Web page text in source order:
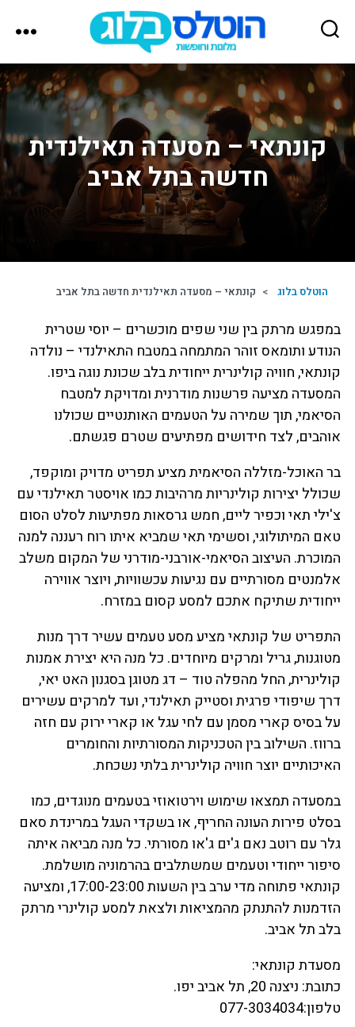
הוטלס
בלוג
קונתאי – מסעדה תאילנדית
חדשה בתל אביב
הוטלס בלוג > קונתאי – מסעדה תאילנדית חדשה בתל אביב
במפגש מרתק בין שני שפים מוכשרים – יוסי שטרית
הנודע ותומאס זוהר המתמחה במטבח התאילנדי – נולדה
קונתאי, חוויה קולינרית ייחודית בלב שכונת נוגה ביפו.
המסעדה מציעה פרשנות מודרנית ומדויקת למטבח
הסיאמי, תוך שמירה על הטעמים האותנטיים שכולנו
אוהבים, לצד חידושים מפתיעים שטרם פגשתם.
בר האוכל-מזללה הסיאמית מציע תפריט מדויק ומוקפד,
שכולל יצירות קולינריות מרהיבות כמו אויסטר תאילנדי עם
צ'ילי תאי וכפיר ליים, חמש גרסאות מפתיעות לסלט הסום
טאם המיתולוגי, וסשימי תאי שמביא איתו רוח רעננה למנה
המוכרת. העיצוב הסיאמי-אורבני-מודרני של המקום משלב
אלמנטים מסורתיים עם נגיעות עכשוויות, ויוצר אווירה
ייחודית שתיקח אתכם למסע קסום במזרח.
התפריט של קונתאי מציע מסע טעמים עשיר דרך מנות
מטוגנות, גריל ומרקים מיוחדים. כל מנה היא יצירת אמנות
קולינרית, החל מהפלה טוד – דג מטוגן בסגנון האט יאי,
דרך שיפודי פרגית וסטייק תאילנדי, ועד למרקים עשירים
על בסיס קארי מסמן עם לחי עגל או קארי ירוק עם חזה
ברווז. השילוב בין הטכניקות המסורתיות והחומרים
האיכותיים יוצר חוויה קולינרית בלתי נשכחת.
במסעדה תמצאו שימוש וירטואוזי בטעמים מנוגדים, כמו
בסלט פירות העונה החריף, או בשקדי העגל במרינדת סאם
גלר עם רוטב נאם ג'ים ג'או מסורתי. כל מנה מביאה איתה
סיפור ייחודי וטעמים שמשתלבים בהרמוניה מושלמת.
קונתאי פתוחה מדי ערב בין השעות 17:00-23:00, ומציעה
הזדמנות להתנתק מהמציאות ולצאת למסע קולינרי מרתק
בלב תל אביב.
מסעדת קונתאי:
כתובת: ניצנה 20, תל אביב יפו.
טלפון:077-3034034